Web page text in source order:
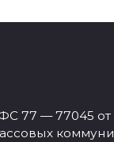
— 77045 от